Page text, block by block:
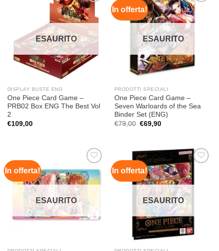
Aggiungi
alla lista
dei
ESAURITO
DISPLAY BUSTE ENG
One Piece Card Game –
PRB02 Box ENG The Best Vol
2
€109,00
In offerta!
Aggiungi
alla lista
dei
desideri
ESAURITO
PRODOTTI SPECIALI
One Piece Card Game –
Seven Warloards of the Sea
Binder Set (ENG)
€79,00 Il
prezzo
€79,00.
€69,90Il
€69,90.
In offerta!
Aggiungi
alla lista
dei
desideri
ESAURITO
In offerta!
Aggiungi
alla lista
dei
ESAURITO